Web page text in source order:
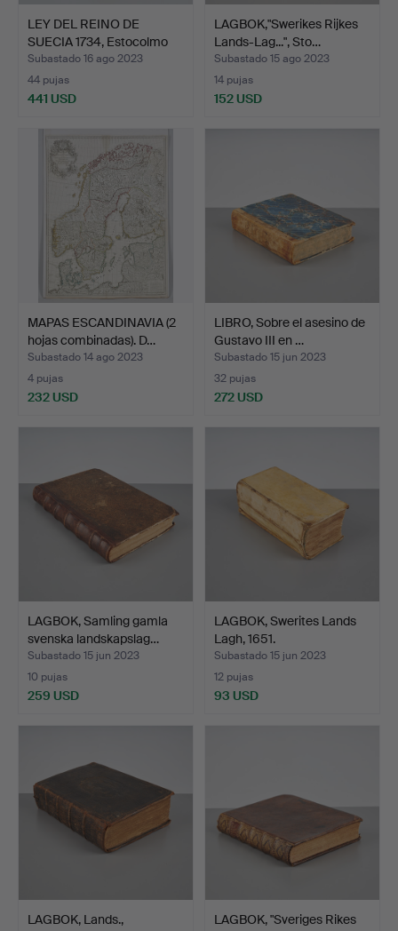
LEY DEL REINO DE
SUECIA 1734, Estocolmo
17…
Subastado 16 ago 2023
44 pujas
441 USD
LAGBOK,"Swerikes Rijkes
Lands-Lag...", Sto…
Subastado 15 ago 2023
14 pujas
152 USD
MAPAS ESCANDINAVIA (2
hojas combinadas). D…
Subastado 14 ago 2023
4 pujas
232 USD
LIBRO, Sobre el asesino de
Gustavo III en …
Subastado 15 jun 2023
32 pujas
272 USD
LAGBOK, Samling gamla
svenska landskapslag…
Subastado 15 jun 2023
10 pujas
259 USD
LAGBOK, Swerites Lands
Lagh, 1651.
Subastado 15 jun 2023
12 pujas
93 USD
LAGBOK, Lands.,
LAGBOK, "Sveriges Rikes